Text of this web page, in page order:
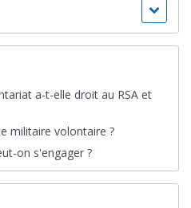
a-t-elle droit au RSA et
militaire volontaire ?
on s'engager ?